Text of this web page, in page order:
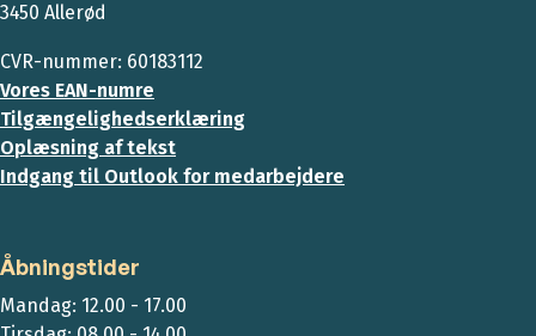
3450 Allerød
CVR-nummer: 60183112
Vores EAN-numre
Tilgængelighedserklæring
Oplæsning af tekst
Indgang til Outlook for medarbejdere
Åbningstider
Mandag: 12.00 - 17.00